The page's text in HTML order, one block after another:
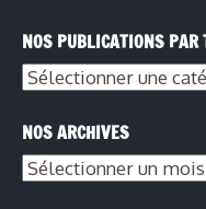
NOS PUBLICATIONS PAR
NOS ARCHIVES